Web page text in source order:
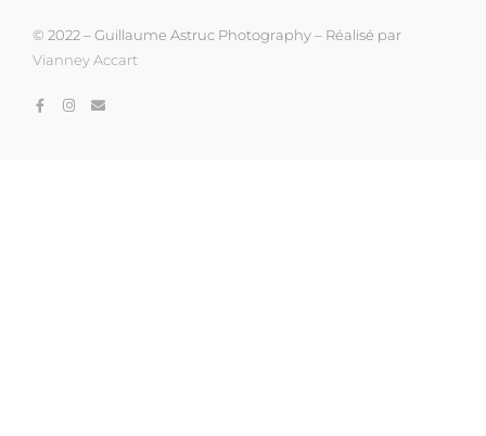
© 2022 – Guillaume Astruc Photography – Réalisé par
Vianney Accart